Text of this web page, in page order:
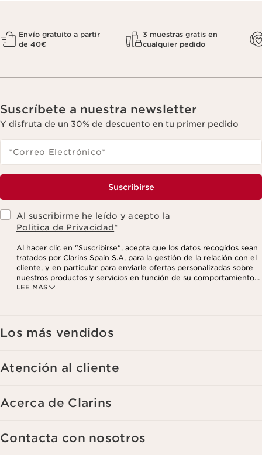
Envío gratuito a partir
de 40€
3 muestras gratis en
cualquier pedido
Suscríbete a nuestra newsletter
Y disfruta de un 30% de descuento en tu primer pedido
*Correo Electrónico*
Suscribirse
Al suscribirme he leído y acepto la
Politica de Privacidad*
LEE MAS
Al hacer clic en "Suscribirse", acepta que los datos recogidos sean
tratados por Clarins Spain S.A, para la gestión de la relación con el
cliente, y en particular para enviarle ofertas personalizadas sobre
nuestros productos y servicios en función de su comportamiento
de compra, sus hábitos y/o intereses, incluso mediante su
aparece en cada newsletter que reciba. Para más información
sobre la gestión de sus datos y sus derechos, consulte nuestra
Los más vendidos
Atención al cliente
Acerca de Clarins
Contacta con nosotros